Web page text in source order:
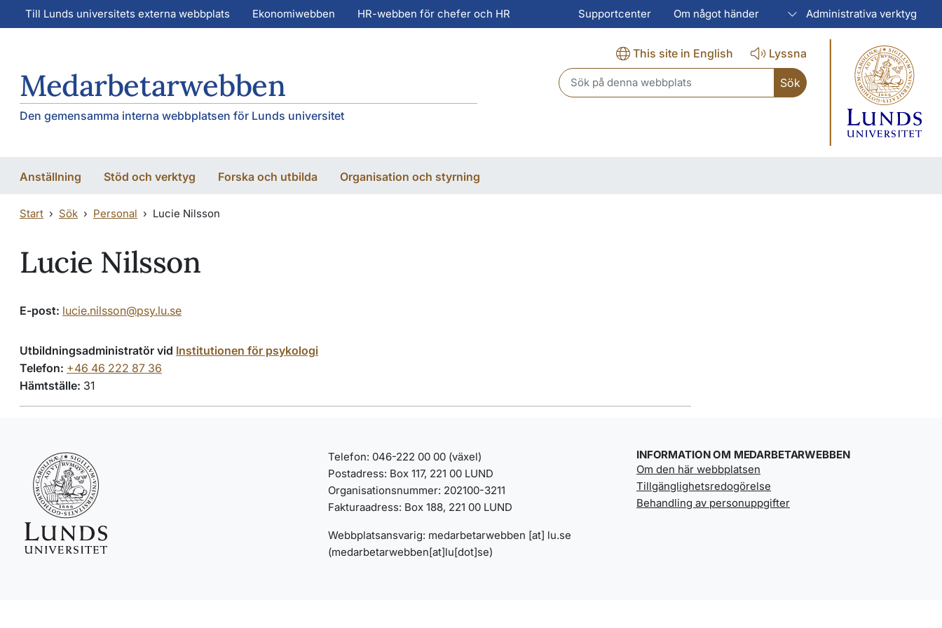
Hoppa till huvudinnehåll
Hoppa till huvudinnehåll
Till Lunds universitets externa webbplats Ekonomiwebben HR-webben för chefer och HR Supportcenter Om något händer Administrativa verktyg
Medarbetarwebben
Den gemensamma interna webbplatsen för Lunds universitet
This site in English
Lyssna
Header search
Anställning Stöd och verktyg Forska och utbilda Organisation och styrning
Start Sök Personal Lucie Nilsson
Lucie Nilsson
E-post: lucie.nilsson@psy.lu.se
Utbildningsadministratör vid Institutionen för psykologi
Telefon: +46 46 222 87 36
Hämtställe: 31
Telefon: 046-222 00 00 (växel)
Postadress: Box 117, 221 00 LUND
Organisationsnummer: 202100-3211
Fakturaadress: Box 188, 221 00 LUND
Webbplatsansvarig: medarbetarwebben [at] lu.se
(medarbetarwebben[at]lu[dot]se)
INFORMATION OM MEDARBETARWEBBEN
Om den här webbplatsen
Tillgänglighetsredogörelse
Behandling av personuppgifter